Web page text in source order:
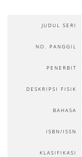
JUDUL SERI
NO. PANGGIL
PENERBIT
DESKRIPSI FISIK
BAHASA
ISBN/ISSN
KLASIFIKASI